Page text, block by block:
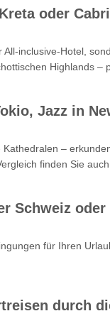
oder
inclusive-Hotel,
Highlands
Jazz in
–
finden Sie
Schweiz
für Ihren
durch